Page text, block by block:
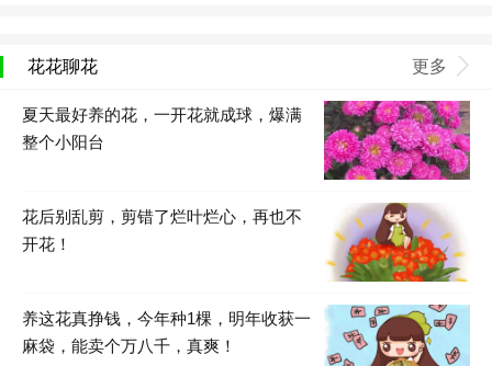
花花聊花 更多
夏天最好养的花，一开花就成球，爆满
整个小阳台
花后别乱剪，剪错了烂叶烂心，再也不
开花！
养这花真挣钱，今年种1棵，明年收获一
麻袋，能卖个万八千，真爽！